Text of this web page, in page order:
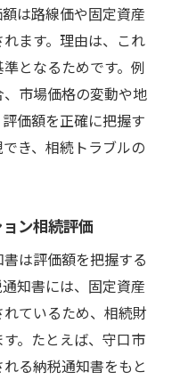
は路線価や固定資産
ます。理由は、これ
となるためです。例
市場価格の変動や地
価額を正確に把握す
き、相続トラブルの
ン相続評価
は評価額を把握する
知書には、固定資産
ているため、相続財
。たとえば、守口市
る納税通知書をもと